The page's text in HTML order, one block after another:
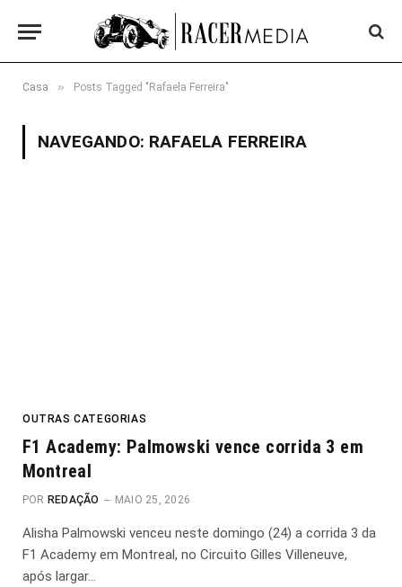
Casa » Posts Tagged "Rafaela Ferreira"
NAVEGANDO: RAFAELA FERREIRA
OUTRAS CATEGORIAS
F1 Academy: Palmowski vence corrida 3 em
Montreal
POR REDAÇÃO MAIO 25, 2026
Alisha Palmowski venceu neste domingo (24) a corrida 3 da
F1 Academy em Montreal, no Circuito Gilles Villeneuve,
após largar…